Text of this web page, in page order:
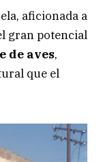
aficionada a
gran potencial
de aves,
que el